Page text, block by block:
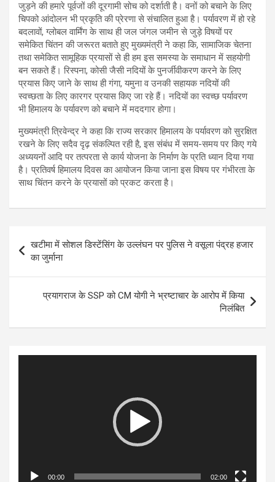
जुड़ने की हमारे पूर्वजों की दूरगामी सोच को दर्शाती है। वनों को बचाने के लिए
चिपको आंदोलन भी प्रकृति की प्रेरणा से संचालित हुआ है। पर्यावरण में हो रहे
बदलावों, ग्लोबल वार्मिंग के साथ ही जल जंगल जमीन से जुड़े विषयों पर
समेकित चिंतन की जरूरत बताते हुए मुख्यमंत्री ने कहा कि, सामाजिक चेतना
तथा समेकित सामूहिक प्रयासों से ही हम इस समस्या के समाधान में सहयोगी
बन सकते हैं। रिस्पना, कोसी जैसी नदियों के पुनर्जीवीकरण करने के लिए
प्रयास किए जाने के साथ ही गंगा, यमुना व उनकी सहायक नदियों की
स्वच्छता के लिए कारगर प्रयास किए जा रहे हैं। नदियों का स्वच्छ पर्यावरण
भी हिमालय के पर्यावरण को बचाने में मददगार होगा।
मुख्यमंत्री त्रिवेन्द्र ने कहा कि राज्य सरकार हिमालय के पर्यावरण को सुरक्षित
रखने के लिए सदैव दृढ़ संकल्पित रही है, इस संबंध में समय-समय पर किए गये
अध्ययनों आदि पर तत्परता से कार्य योजना के निर्माण के प्रति ध्यान दिया गया
है। प्रतिवर्ष हिमालय दिवस का आयोजन किया जाना इस विषय पर गंभीरता के
साथ चिंतन करने के प्रयासों को प्रकट करता है।
navigation
खटीमा में सोशल डिस्टेंसिंग के उल्लंघन पर पुलिस ने वसूला पंद्रह हजार
का जुर्माना
प्रयागराज के SSP को CM योगी ने भ्रष्टाचार के आरोप में किया
निलंबित
00:00 02:00